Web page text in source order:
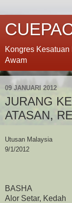
Kongres
Awam
09 JANUARI 2012
JURANG
ATASAN,
Utusan Malaysia
9/1/2012
BASHA
Alor Setar, Kedah